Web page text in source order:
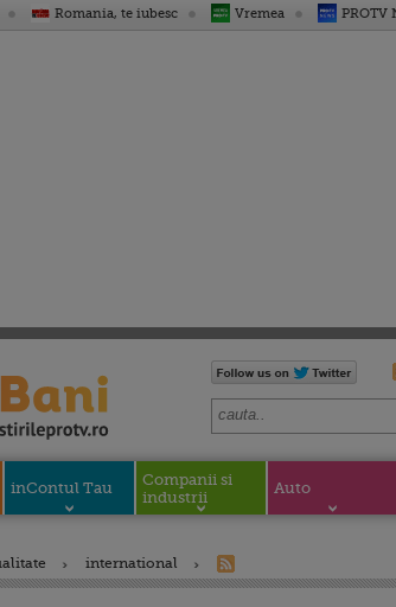
Romania, te iubesc Vremea PROTV
inContul Tau
Companii si
industrii
Auto
international